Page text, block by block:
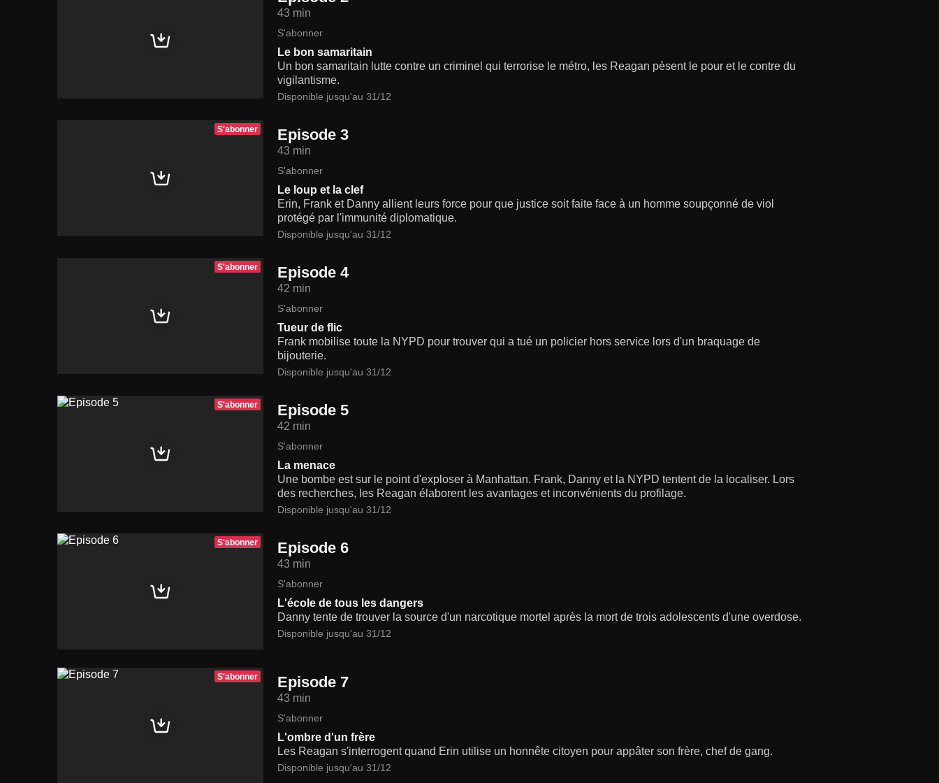
43 min
S'abonner
Le bon samaritain
Un bon samaritain lutte contre un criminel qui terrorise le métro, les Reagan pèsent le pour et le contre du
vigilantisme.
Disponible jusqu'au 31/12
S'abonner Episode 3
43 min
S'abonner
Le loup et la clef
Erin, Frank et Danny allient leurs force pour que justice soit faite face à un homme soupçonné de viol
protégé par l'immunité diplomatique.
Disponible jusqu'au 31/12
S'abonner Episode 4
42 min
S'abonner
Tueur de flic
Frank mobilise toute la NYPD pour trouver qui a tué un policier hors service lors d'un braquage de
bijouterie.
Disponible jusqu'au 31/12
S'abonner Episode 5
42 min
S'abonner
La menace
Une bombe est sur le point d'exploser à Manhattan. Frank, Danny et la NYPD tentent de la localiser. Lors
des recherches, les Reagan élaborent les avantages et inconvénients du profilage.
Disponible jusqu'au 31/12
S'abonner Episode 6
43 min
S'abonner
L'école de tous les dangers
Danny tente de trouver la source d'un narcotique mortel après la mort de trois adolescents d'une overdose.
Disponible jusqu'au 31/12
S'abonner Episode 7
43 min
S'abonner
L'ombre d'un frère
Les Reagan s'interrogent quand Erin utilise un honnête citoyen pour appâter son frère, chef de gang.
Disponible jusqu'au 31/12